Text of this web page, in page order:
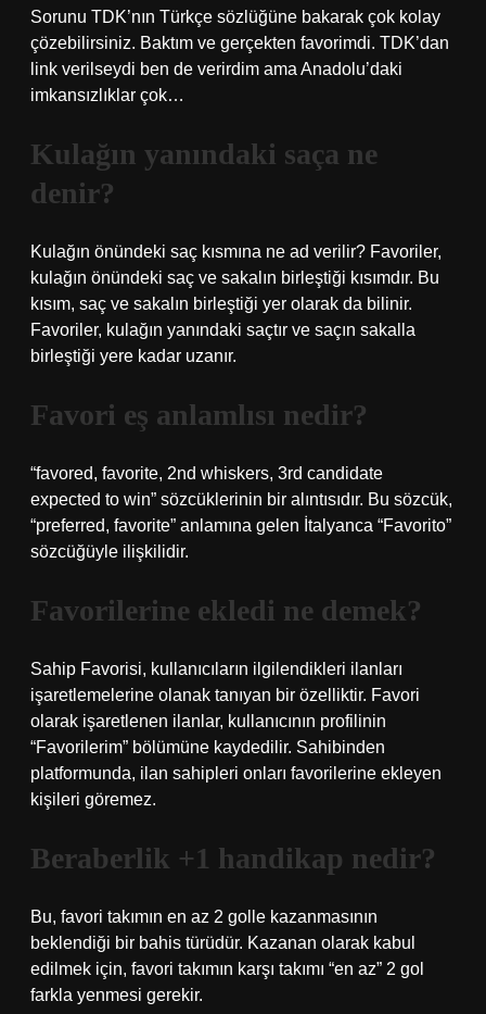
Sorunu TDK’nın Türkçe sözlüğüne bakarak çok kolay
çözebilirsiniz. Baktım ve gerçekten favorimdi. TDK’dan
link verilseydi ben de verirdim ama Anadolu’daki
imkansızlıklar çok…
Kulağın yanındaki saça ne
denir?
Kulağın önündeki saç kısmına ne ad verilir? Favoriler,
kulağın önündeki saç ve sakalın birleştiği kısımdır. Bu
kısım, saç ve sakalın birleştiği yer olarak da bilinir.
Favoriler, kulağın yanındaki saçtır ve saçın sakalla
birleştiği yere kadar uzanır.
Favori eş anlamlısı nedir?
“favored, favorite, 2nd whiskers, 3rd candidate
expected to win” sözcüklerinin bir alıntısıdır. Bu sözcük,
“preferred, favorite” anlamına gelen İtalyanca “Favorito”
sözcüğüyle ilişkilidir.
Favorilerine ekledi ne demek?
Sahip Favorisi, kullanıcıların ilgilendikleri ilanları
işaretlemelerine olanak tanıyan bir özelliktir. Favori
olarak işaretlenen ilanlar, kullanıcının profilinin
“Favorilerim” bölümüne kaydedilir. Sahibinden
platformunda, ilan sahipleri onları favorilerine ekleyen
kişileri göremez.
Beraberlik +1 handikap nedir?
Bu, favori takımın en az 2 golle kazanmasının
beklendiği bir bahis türüdür. Kazanan olarak kabul
edilmek için, favori takımın karşı takımı “en az” 2 gol
farkla yenmesi gerekir.